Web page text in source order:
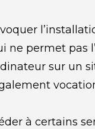
ne permet pas
sur un
à certains